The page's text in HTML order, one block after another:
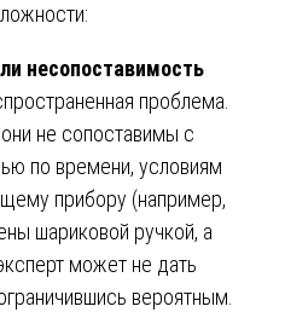
несопоставимость
проблема.
не сопоставимы с
по времени, условиям
прибору (например,
шариковой ручкой, а
может не дать
вероятным.